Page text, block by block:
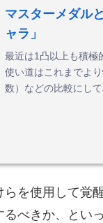
マスターメダル
ャラ」
最近は1凸以上も積極
使い道はこれまでよ
数）などの比較にして
を使用して覚
べきか、とい